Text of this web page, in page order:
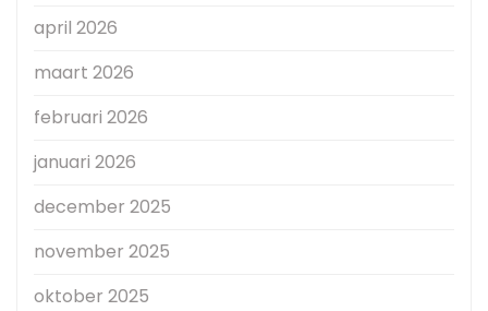
april 2026
maart 2026
februari 2026
januari 2026
december 2025
november 2025
oktober 2025